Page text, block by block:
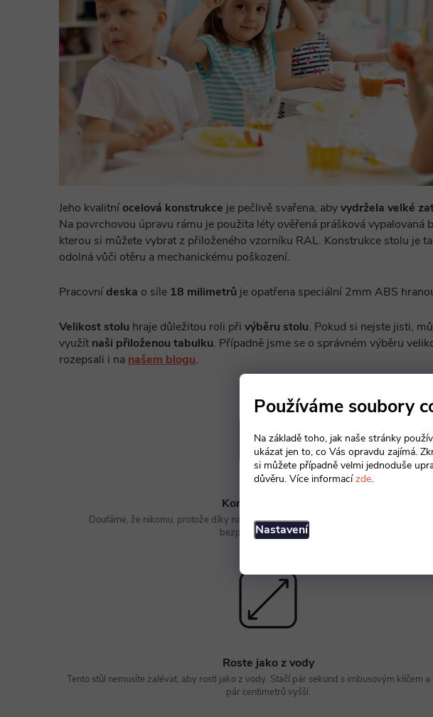
Používáme soubory
Na základě toho, jak naše stránky
ukázat jen to, co Vás opravdu zajímá.
si můžete případně velmi jednoduše
důvěru. Více informacízde.
Nastavení
Jeho kvalitníocelová konstrukce je pečlivě svařena, abyvydržela velké
Na povrchovou úpravu rámu je použita léty ověřená prášková vypalovaná
kterou si můžete vybrat z přiloženého vzorníku RAL. Konstrukce stolu je
odolná vůči otěru a mechanickému poškození.
Pracovnídeska o síle 18 milimetrů je opatřena speciální 2mm ABS
Velikost stolu hraje důležitou roli při výběru stolu. Pokud si nejste jisti,
využít naši přiloženou tabulku. Případně jsme se o správném výběru
rozepsali i na našem blogu.
Komu zvoní hrana
Doufáme, že nikomu, protože díky naší výrobě si můžete vybrat, zdali chcete ostré
bezpečnější oblé hrany.
Roste jako z vody
Tento stůl nemusíte zalévat, aby rostl jako z vody. Stačí pár sekund s imbusovým klíčem a
pár centimetrů vyšší.